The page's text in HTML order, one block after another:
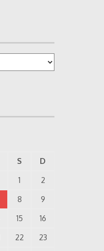
S
D
1
2
8
9
15
16
22
23